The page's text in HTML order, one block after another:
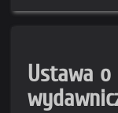
Ustawa o